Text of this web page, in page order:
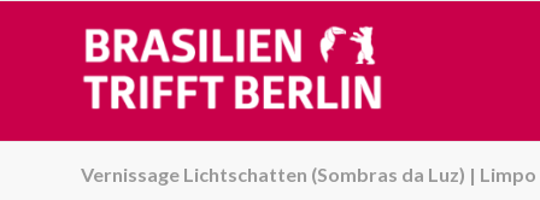
Vernissage Lichtschatten (Sombras da Luz) | Limpo